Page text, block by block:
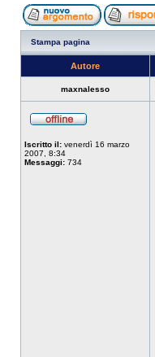
Stampa pagina
Autore
maxnalesso
Iscritto il: venerdì 16 marzo
2007, 8:34
Messaggi: 734